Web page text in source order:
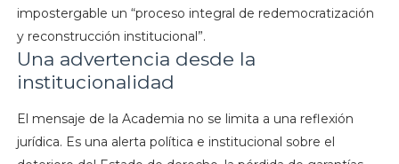
impostergable un “proceso integral de redemocratización
y reconstrucción institucional”.
Una advertencia desde la
institucionalidad
El mensaje de la Academia no se limita a una reflexión
jurídica. Es una alerta política e institucional sobre el